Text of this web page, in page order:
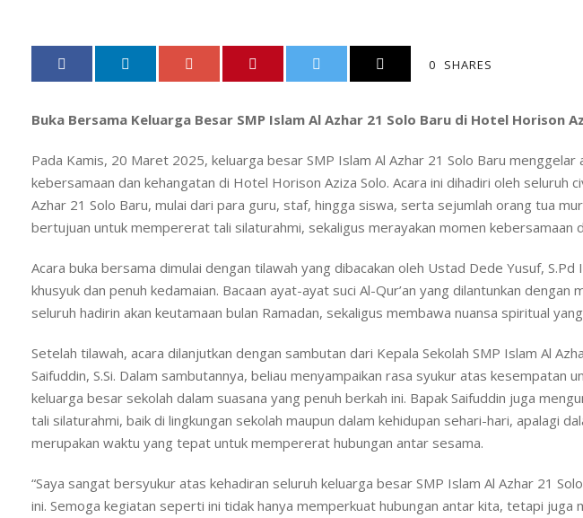
0 SHARES
Buka Bersama Keluarga Besar SMP Islam Al Azhar 21 Solo Baru di Hotel Horison
Pada Kamis, 20 Maret 2025, keluarga besar SMP Islam Al Azhar 21 Solo Baru menggelar
kebersamaan dan kehangatan di Hotel Horison Aziza Solo. Acara ini dihadiri oleh seluruh
Azhar 21 Solo Baru, mulai dari para guru, staf, hingga siswa, serta sejumlah orang tua
bertujuan untuk mempererat tali silaturahmi, sekaligus merayakan momen kebersamaan
Acara buka bersama dimulai dengan tilawah yang dibacakan oleh Ustad Dede Yusuf, S.Pd
khusyuk dan penuh kedamaian. Bacaan ayat-ayat suci Al-Qur’an yang dilantunkan
seluruh hadirin akan keutamaan bulan Ramadan, sekaligus membawa nuansa spiritual
Setelah tilawah, acara dilanjutkan dengan sambutan dari Kepala Sekolah SMP Islam Al
Saifuddin, S.Si. Dalam sambutannya, beliau menyampaikan rasa syukur atas kesempatan
keluarga besar sekolah dalam suasana yang penuh berkah ini. Bapak Saifuddin juga
tali silaturahmi, baik di lingkungan sekolah maupun dalam kehidupan sehari-hari, apalagi
merupakan waktu yang tepat untuk mempererat hubungan antar sesama.
“Saya sangat bersyukur atas kehadiran seluruh keluarga besar SMP Islam Al Azhar 21
ini. Semoga kegiatan seperti ini tidak hanya memperkuat hubungan antar kita, tetapi juga